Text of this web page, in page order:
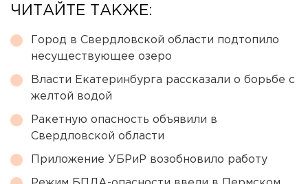
ЧИТАЙТЕ ТАКЖЕ:
Город в Свердловской области подтопило
несуществующее озеро
Власти Екатеринбурга рассказали о борьбе с
желтой водой
Ракетную опасность объявили в
Свердловской области
Приложение УБРиР возобновило работу